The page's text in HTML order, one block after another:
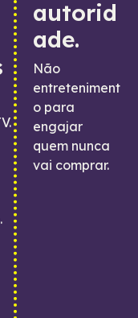
autorid
ade.
Não
entreteniment
o para
engajar
quem nunca
vai comprar.